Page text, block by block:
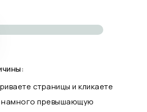
страницы и кликаете
превышающую